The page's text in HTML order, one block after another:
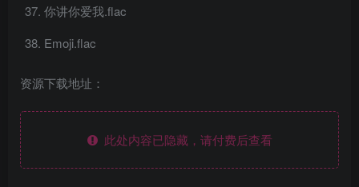
你讲你爱我.flac
Emoji.flac
资源下载地址：
此处内容已隐藏，请付费后查看